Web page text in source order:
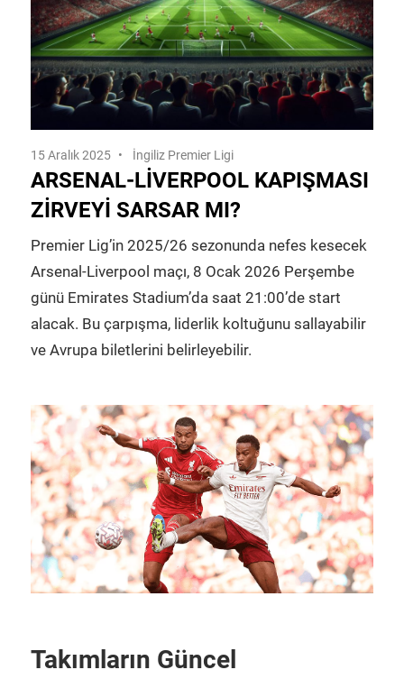
15 Aralık 2025 İngiliz Premier Ligi
ARSENAL-LIVERPOOL KAPIŞMASI
ZIRVEYI SARSAR MI?
Premier Lig’in 2025/26 sezonunda nefes kesecek
Arsenal-Liverpool maçı, 8 Ocak 2026 Perşembe
günü Emirates Stadium’da saat 21:00’de start
alacak. Bu çarpışma, liderlik koltuğunu sallayabilir
ve Avrupa biletlerini belirleyebilir.
Takımların Güncel